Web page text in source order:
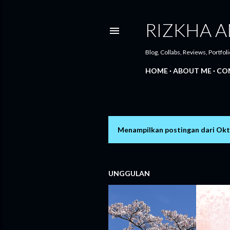
RIZKHA
Blog, Collabs, Reviews,
HOME ABOUT ME
s
i
Menampilkan postingan dari
UNGGULAN